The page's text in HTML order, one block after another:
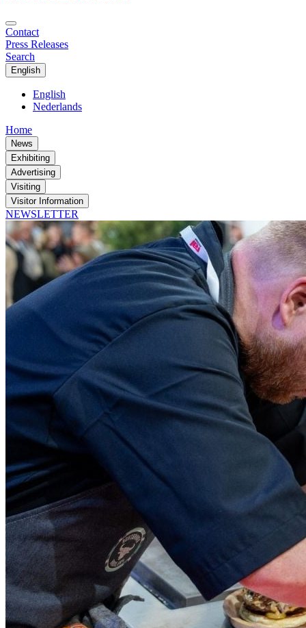
Contact
Press Releases
Search
English
English
Nederlands
Home
News
Exhibiting
Advertising
Visiting
Visitor Information
NEWSLETTER